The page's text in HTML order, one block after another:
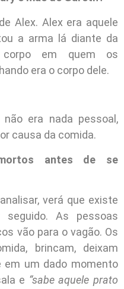
Alex. Alex era aquele
a arma lá diante da
corpo em quem os
era o corpo dele.
era nada pessoal,
causa da comida.
antes de se
verá que existe
As pessoas
vão para o vagão. Os
brincam, deixam
em um dado momento
e “sabe aquele prato